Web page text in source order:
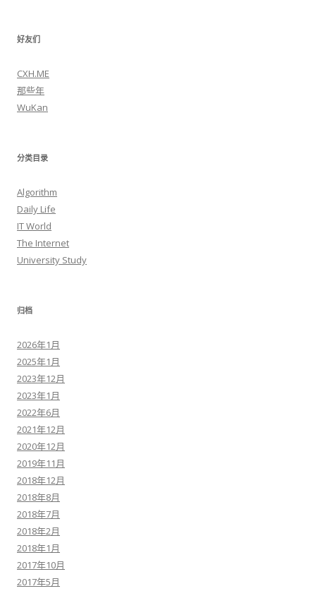
好友们
CXH.ME
那些年
WuKan
分类目录
Algorithm
Daily Life
IT World
The Internet
University Study
归档
2026年1月
2025年1月
2023年12月
2023年1月
2022年6月
2021年12月
2020年12月
2019年11月
2018年12月
2018年8月
2018年7月
2018年2月
2018年1月
2017年10月
2017年5月